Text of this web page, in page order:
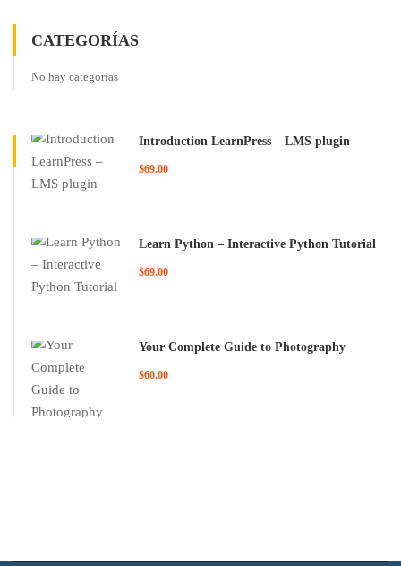
CATEGORÍAS
No hay categorías
Introduction LearnPress – LMS plugin
$69.00
Learn Python – Interactive Python Tutorial
$69.00
Your Complete Guide to Photography
$60.00